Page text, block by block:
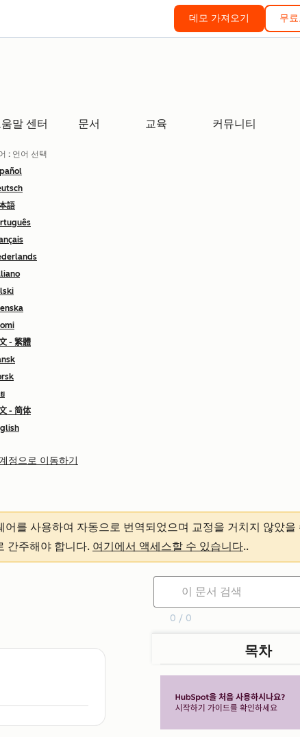
데모 가져오기 무
말 센터 문서 교육 커뮤니티
: 언어 선택
語
- 繁體
- 简体
정으로 이동하기
어를 사용하여 자동으로 번역되었으며 교정을 거치지 않았을
간주해야 합니다. 여기에서 액세스할 수 있습니다..
0 / 0
목차